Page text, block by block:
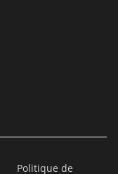
Politique de